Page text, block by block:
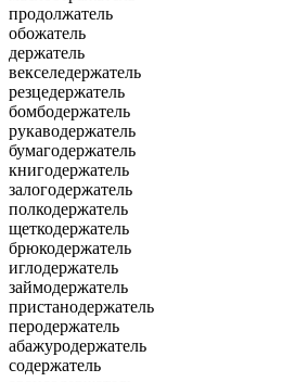
продолжатель
обожатель
держатель
векселедержатель
резцедержатель
бомбодержатель
рукаводержатель
бумагодержатель
книгодержатель
залогодержатель
полкодержатель
щеткодержатель
брюкодержатель
иглодержатель
займодержатель
пристанодержатель
перодержатель
абажуродержатель
содержатель